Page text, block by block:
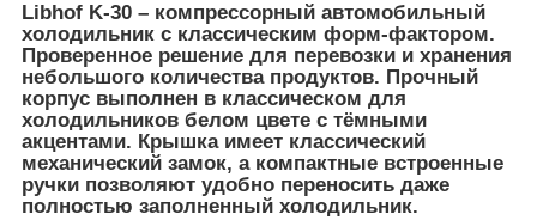
Libhof K-30 – компрессорный автомобильный
холодильник с классическим форм-фактором.
Проверенное решение для перевозки и хранения
небольшого количества продуктов. Прочный
корпус выполнен в классическом для
холодильников белом цвете с тёмными
акцентами. Крышка имеет классический
механический замок, а компактные встроенные
ручки позволяют удобно переносить даже
полностью заполненный холодильник.